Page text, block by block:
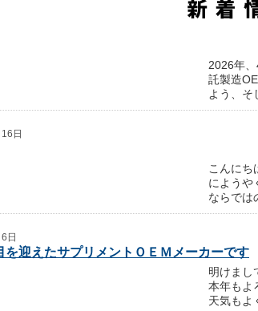
2026年
託製造
よう、そ
日
こんにち
にようや
ならでは
日
を迎えたサプリメントＯＥＭメーカーです
明けまし
本年もよ
天気もよ